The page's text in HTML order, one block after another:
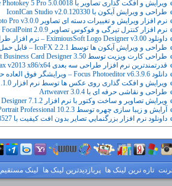
ویرایش و افکت گذاری تصاویر با FXhome Photokey 5 Pro 5.0.0018
طراحی و ویرایش آیکون با IconICan Studio v2.0.120330
نرم افزار ویرایش و تغییرات دسته ای تصاویر BatchPhoto Pro v3.0.0
نرم افزار کنترل تیرگی و فوکوس تصاویر OnOne FocalPoint 2.0.9
داونلود EximiousSoft Logo Designer v3.00 – نرم افزار طراحی لوگو
طراحی و ویرایش آیکون ها توسط IcoFX 2.2.1 – قابل حمل
طراحی کارت ویزیت توسط EximiousSoft Business Card Designer 3.50
قدرتمندترین نرم افزار طراحی سه بعدی Autodesk 3ds Max v2013 x86/x64
دانلود Focus Photoeditor v6.3.9.6 – ویرایشگر فوق العاده حرفه ای برای تصاویر
ویرایش و افکت گذاری روی عکس ها توسط نرم افزار Nik Software Snapseed 1.1.0
طراحی و نقاشی حرفه ای با Artweaver 3.0.4
ویرایش تصاویر و ساخت وکتور با نرم افزار Xara Photo & Graphic Designer 7.1.2
آرایش و زیبا سازی چهره توسط Anthropics Portrait Professional 10.2.3
داونلود نرم افزار بزرگنمايي تصاير بدون افت کيفيت با AKVIS Magnifier 5.5.967.8527
تازه ترین لینک ها پربازدیدترین لینک ها لینک مستقیم